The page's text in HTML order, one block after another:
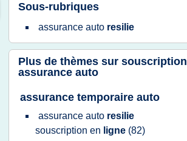
Sous-rubriques
assurance auto resilie
Plus de thèmes sur souscription
assurance auto
assurance temporaire auto
assurance auto resilie
souscription en ligne (82)